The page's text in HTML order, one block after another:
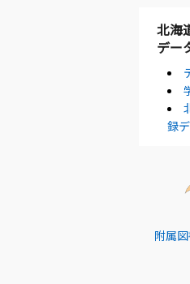
北海
デー
録
附属